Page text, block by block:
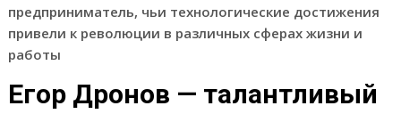
предприниматель, чьи технологические достижения
привели к революции в различных сферах жизни и
работы
Егор Дронов — талантливый